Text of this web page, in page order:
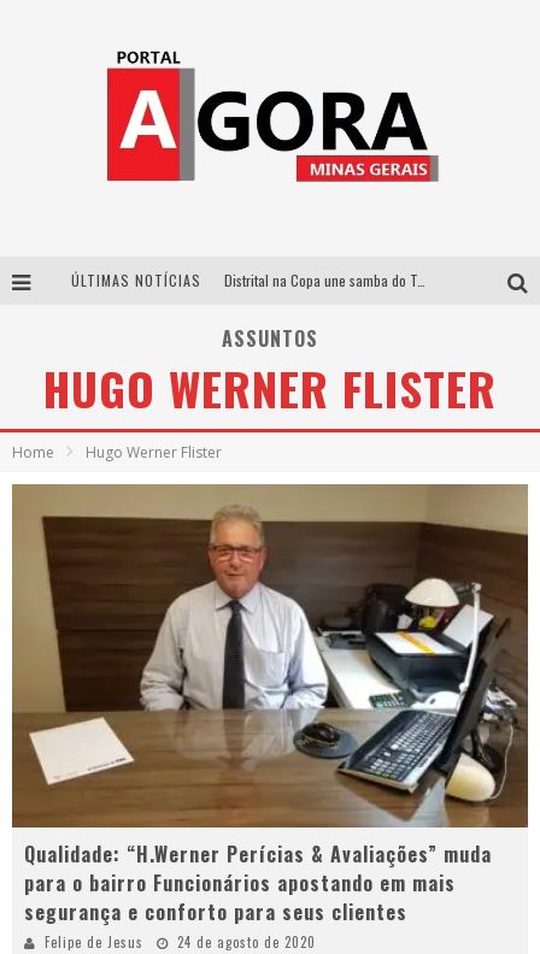
ÚLTIMAS NOTÍCIAS Distrital na Copa une samba do Trem dos Onze, acervo do Museu do Mineirão e transmissão em 4K para duelo contra o Haiti
Cidade Junina abre as portas para toda a família com a “Cidadezinha” neste sábado
Zeca Baleiro e Swami Jr. estreiam em Belo Horizonte o show em homenagem a Dolores Duran, marcando o encerramento da edição comemorativa dos dez anos do projeto “Uma voz, um instrumento”
ASSUNTOS
HUGO WERNER FLISTER
Home Hugo Werner Flister
Qualidade: “H.Werner Perícias & Avaliações” muda
para o bairro Funcionários apostando em mais
segurança e conforto para seus clientes
Felipe de Jesus
24 de agosto de 2020